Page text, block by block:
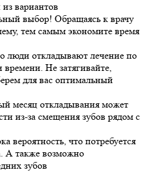
вариантов
выбор! Обращаясь к врачу
тем самым экономите время
люди откладывают лечение по
Не затягивайте,
для вас оптимальный
месяц откладывания может
из-за смещения зубов рядом с
вероятность, что потребуется
А также возможно
зубов